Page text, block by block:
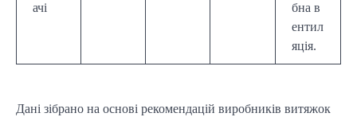
ачі
бна в
ентил
яція.
Дані зібрано на основі рекомендацій виробників витяжок